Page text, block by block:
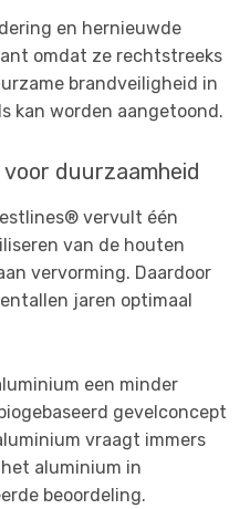
en hernieuwde
omdat ze rechtstreeks
brandveiligheid in
kan worden aangetoond.
duurzaamheid
vervult één
van de houten
vervorming. Daardoor
jaren optimaal
een minder
gevelconcept
vraagt immers
aluminium in
beoordeling.